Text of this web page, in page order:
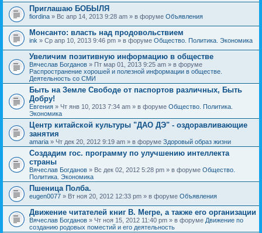
я
т
е
м
а
с
о
д
е
р
ж
и
т
о
п
р
о
с
.
о
ж
е
н
и
я
Приглашаю БОБЫЛЯ
fiordina » Вс апр 14, 2013 9:28 am » в форуме Объявления
Монсанто: власть над продовольствием
ink » Ср апр 10, 2013 9:46 pm » в форуме Общество. Политика. Экономика
Увеличим позитивную информацию в обществе
Вячеслав Богданов » Пт мар 01, 2013 9:25 am » в форуме
Распространение хорошей и полезной информации в обществе.
Деятельность со СМИ
Быть на Земле Свободе от паспортов различных, Быть
Добру!
Евгения » Чт янв 10, 2013 7:34 am » в форуме Общество. Политика.
Экономика
Центр китайской культуры "ДАО ДЭ" - оздоравливающие
занятия
amaria » Чт дек 20, 2012 9:19 am » в форуме Здоровый образ жизни
Создадим гос. программу по улучшению интеллекта
страны
Вячеслав Богданов » Вс дек 02, 2012 5:28 pm » в форуме Общество.
Политика. Экономика
Пшеница Полба.
eugen0077 » Вт ноя 20, 2012 12:33 pm » в форуме Объявления
Движение читателей книг В. Мегре, а также его организации
Вячеслав Богданов » Чт ноя 15, 2012 11:40 pm » в форуме Движение по
созданию родовых поместий и его деятельность